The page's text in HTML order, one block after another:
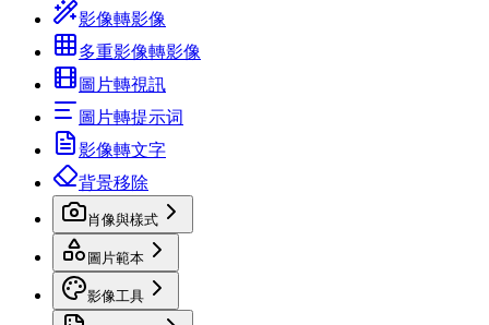
影像轉影像
多重影像轉影像
圖片轉視訊
圖片轉提示词
影像轉文字
背景移除
肖像與樣式
圖片範本
影像工具